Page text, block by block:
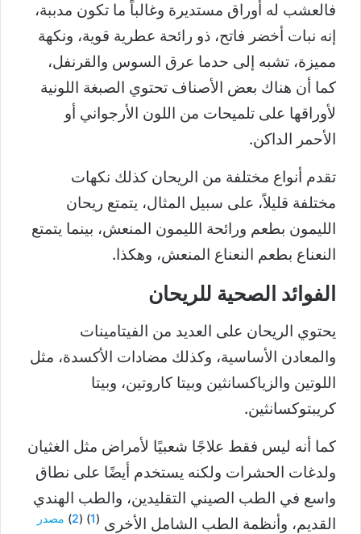
فالعشب له أوراق مستديرة وغالباً ما تكون مدببة،
إنه نبات أخضر فاتح، ذو رائحة عطرية قوية، ونكهة
مميزة، تشبه إلى حدما عرق السوس والقرنفل،
كما أن هناك بعض الأصناف تحتوي الصبغة اللونية
لأوراقها على تلميحات من اللون الأرجواني أو
الأحمر الداكن.
تقدم أنواع مختلفة من الريحان كذلك نكهات
مختلفة قليلاً، على سبيل المثال، يتمتع ريحان
الليمون بطعم ورائحة الليمون المنعش، بينما يتمتع
النعناع بطعم النعناع المنعش، وهكذا.
الفوائد الصحية للريحان
يحتوي الريحان على العديد من الفيتامينات
والمعادن الأساسية، وكذلك مضادات الأكسدة، مثل
اللوتين والزياكسانثين وبيتا كاروتين، وبيتا
كريبتوكسانثين.
كما أنه ليس فقط علاجًا شعبيًا لأمراض مثل الغثيان
ولدغات الحشرات ولكنه يستخدم أيضًا على نطاق
واسع في الطب الصيني التقليدين، والطب الهندي
القديم، وأنظمة الطب الشامل الأخرى (
1
) (
2
) مصدر